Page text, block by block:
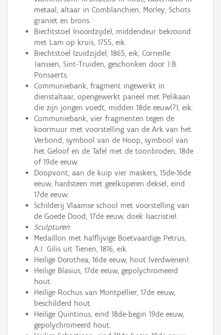
metaal, altaar in Comblanchien, Morley, Schots
graniet en brons.
Biechtstoel (noordzijde), middendeur bekroond
met Lam op kruis, 1755, eik.
Biechtstoel (zuidzijde), 1865, eik, Corneille
Janssen, Sint-Truiden, geschonken door J.B.
Ponsaerts.
Communiebank, fragment ingewerkt in
dienstaltaar, opengewerkt paneel met Pelikaan
die zijn jongen voedt, midden 18de eeuw(?), eik.
Communiebank, vier fragmenten tegen de
koormuur met voorstelling van de Ark van het
Verbond, symbool van de Hoop, symbool van
het Geloof en de Tafel met de toonbroden, 18de
of 19de eeuw.
Doopvont, aan de kuip vier maskers, 15de-16de
eeuw, hardsteen met geelkoperen deksel, eind
17de eeuw.
Schilderij Vlaamse school met voorstelling van
de Goede Dood, 17de eeuw, doek (sacristie).
Sculpturen:
Medaillon met halflijvige Boetvaardige Petrus,
A.J. Gilis uit Tienen, 1816, eik.
Heilige Dorothea, 16de eeuw, hout (verdwenen).
Heilige Blasius, 17de eeuw, gepolychromeerd
hout.
Heilige Rochus van Montpellier, 17de eeuw,
beschilderd hout.
Heilige Quintinus, eind 18de-begin 19de eeuw,
gepolychromeerd hout.